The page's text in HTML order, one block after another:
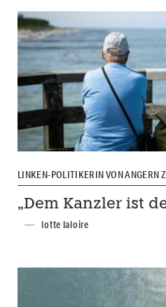
LINKEN-POLITIKERIN VON ANGERN
„Dem Kanzler ist
lotte laloire